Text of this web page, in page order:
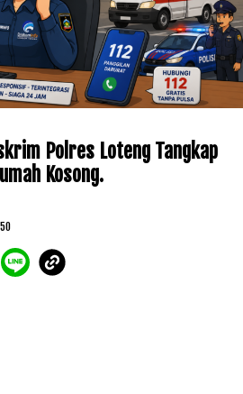
Polres Loteng Tangkap
Kosong.